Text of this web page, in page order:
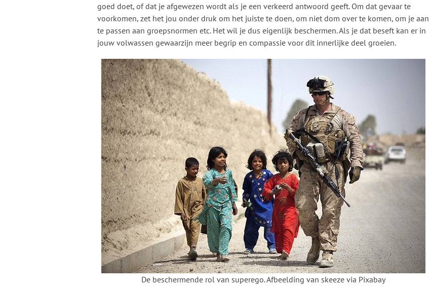
goed doet, of dat je afgewezen wordt als je een verkeerd antwoord geeft. Om dat gevaar te
voorkomen, zet het jou onder druk om het juiste te doen, om niet dom over te komen, om je aan
te passen aan groepsnormen etc. Het wil je dus eigenlijk beschermen. Als je dat beseft kan er in
jouw volwassen gewaarzijn meer begrip en compassie voor dit innerlijke deel groeien.
De beschermende rol van superego. Afbeelding van skeeze via Pixabay